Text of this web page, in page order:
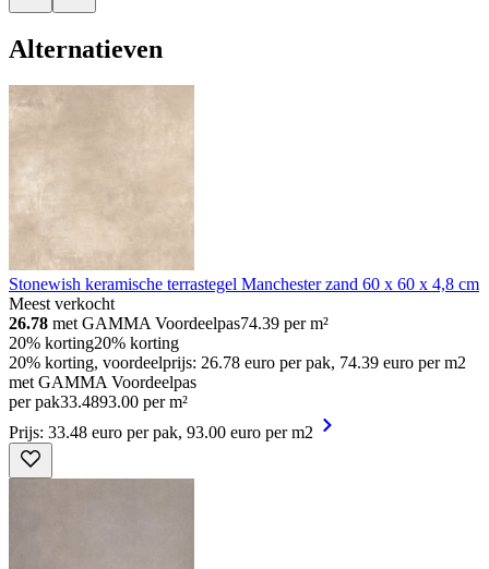
Alternatieven
Stonewish keramische terrastegel Manchester zand 60 x 60 x 4,8 cm
Meest verkocht
26.78 met GAMMA Voordeelpas74.39 per m²
20% korting20% korting
20% korting, voordeelprijs: 26.78 euro per pak, 74.39 euro per m2
met GAMMA Voordeelpas
per pak33.4893.00 per m²
Prijs: 33.48 euro per pak, 93.00 euro per m2